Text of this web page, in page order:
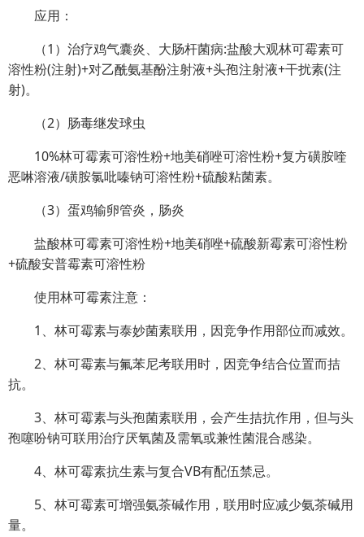
应用：
（1）治疗鸡气囊炎、大肠杆菌病:盐酸大观林可霉素可
溶性粉(注射)+对乙酰氨基酚注射液+头孢注射液+干扰素(注
射)。
（2）肠毒继发球虫
10%林可霉素可溶性粉+地美硝唑可溶性粉+复方磺胺喹
恶啉溶液/磺胺氯吡嗪钠可溶性粉+硫酸粘菌素。
（3）蛋鸡输卵管炎，肠炎
盐酸林可霉素可溶性粉+地美硝唑+硫酸新霉素可溶性粉
+硫酸安普霉素可溶性粉
使用林可霉素注意：
1、林可霉素与泰妙菌素联用，因竞争作用部位而减效。
2、林可霉素与氟苯尼考联用时，因竞争结合位置而拮
抗。
3、林可霉素与头孢菌素联用，会产生拮抗作用，但与头
孢噻吩钠可联用治疗厌氧菌及需氧或兼性菌混合感染。
4、林可霉素抗生素与复合VB有配伍禁忌。
5、林可霉素可增强氨茶碱作用，联用时应减少氨茶碱用
量。